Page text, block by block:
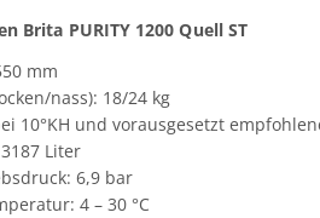
Brita PURITY 1200 Quell ST
mm
nass): 18/24 kg
10°KH und vorausgesetzt
Liter
6,9 bar
4 – 30 °C